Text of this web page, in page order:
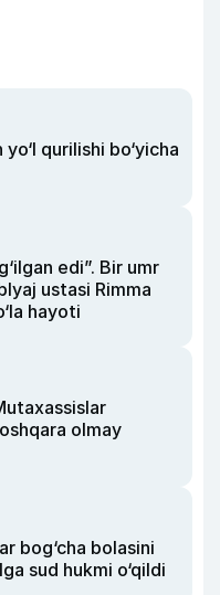
qurilishi bo‘yicha
edi”. Bir umr
ustasi Rimma
hayoti
olmay
bog‘cha bolasini
sud hukmi o‘qildi